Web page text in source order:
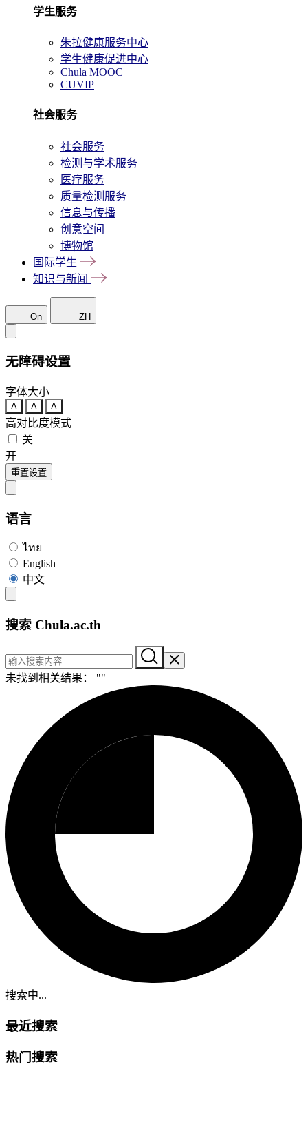
学生服务
朱拉健康服务中心
学生健康促进中心
Chula MOOC
CUVIP
社会服务
社会服务
检测与学术服务
医疗服务
质量检测服务
信息与传播
创意空间
博物馆
国际学生
知识与新闻
On ZH
无障碍设置
字体大小
A A A
高对比度模式
关
开
重置设置
语言
ไทย
English
中文
搜索 Chula.ac.th
未找到相关结果： ""
搜索中...
最近搜索
热门搜索